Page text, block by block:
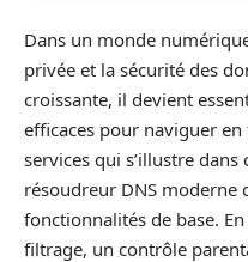
Dans un monde
privée et la sécurité des
croissante, il devient
efficaces pour naviguer
services qui s’illustre dans
résoudreur DNS moderne
fonctionnalités de base.
filtrage, un contrôle